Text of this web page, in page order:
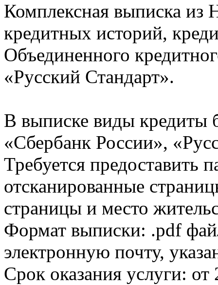
Комплексная выписка из
кредитных историй,
Объединенного
«Русский Стандарт».
В выписке виды кредиты
«Сбербанк России»,
Требуется предоставить
отсканированные
страницы и место
Формат выписки: .pdf
электронную почту,
Срок оказания услуги: от